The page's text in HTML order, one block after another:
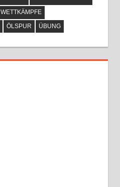
WETTKÄMPFE
ÖLSPUR ÜBUNG